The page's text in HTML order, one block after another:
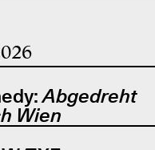
Abgedreht
Wien